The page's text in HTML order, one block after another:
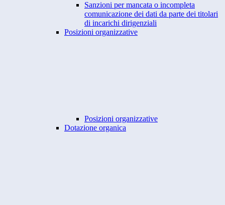
Sanzioni per mancata o incompleta
comunicazione dei dati da parte dei titolari
di incarichi dirigenziali
Posizioni organizzative
Posizioni organizzative
Dotazione organica